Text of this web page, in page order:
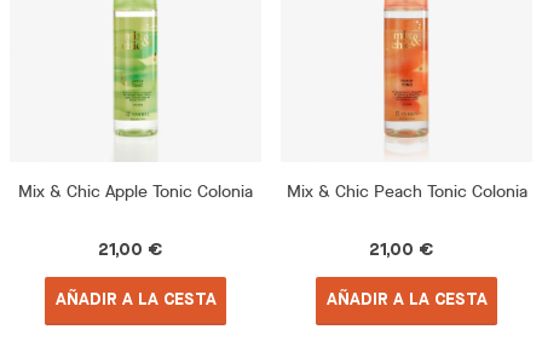
Mix & Chic Apple Tonic Colonia
21,00 €
AÑADIR A LA CESTA
Mix & Chic Peach Tonic Colonia
21,00 €
AÑADIR A LA CESTA